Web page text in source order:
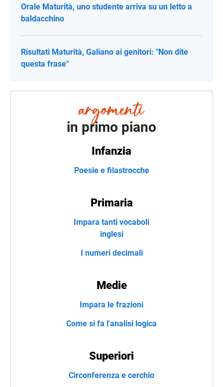
Orale Maturità, uno studente arriva su un letto a
baldacchino
Risultati Maturità, Galiano ai genitori: "Non dite
questa frase"
in primo piano
Infanzia
Poesie e filastrocche
Primaria
Impara tanti vocaboli
inglesi
I numeri decimali
Medie
Impara le frazioni
Come si fa l'analisi logica
Superiori
Circonferenza e cerchio